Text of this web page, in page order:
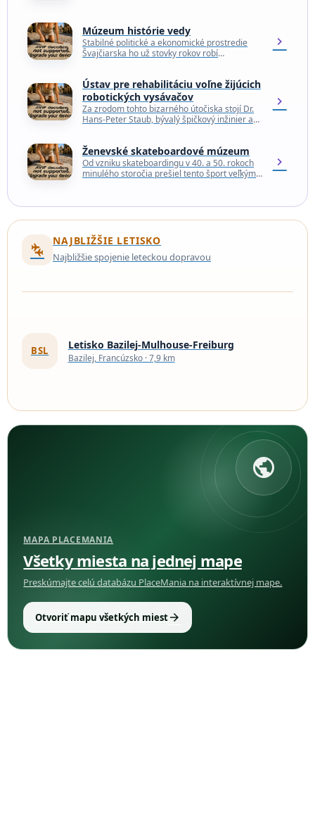
Múzeum histórie vedy
Stabilné politické a ekonomické prostredie
Švajčiarska ho už stovky rokov robí
chevron_right
Ústav pre rehabilitáciu voľne žijúcich
robotických vysávačov
Za zrodom tohto bizarného útočiska stojí Dr.
Hans-Peter Staub, bývalý špičkový inžinier a
chevron_right
Ženevské skateboardové múzeum
Od vzniku skateboardingu v 40. a 50. rokoch
minulého storočia prešiel tento šport veľkým
chevron_right
connecting_airports
NAJBLIŽŠIE LETISKO
Najbližšie spojenie leteckou dopravou
BSL Letisko Bazilej-Mulhouse-Freiburg
Bazilej, Francúzsko · 7,9 km
public
MAPA PLACEMANIA
Všetky miesta na jednej mape
Preskúmajte celú databázu PlaceMania na interaktívnej mape.
Otvoriť mapu všetkých miestarrow_forward